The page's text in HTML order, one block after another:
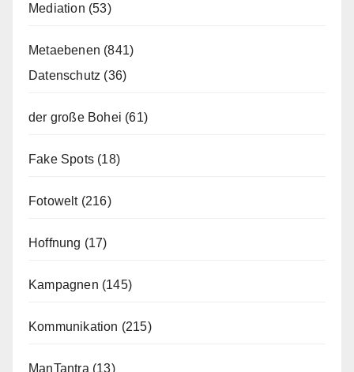
Mediation (53)
Metaebenen (841)
Datenschutz (36)
der große Bohei (61)
Fake Spots (18)
Fotowelt(216)
Hoffnung (17)
Kampagnen (145)
Kommunikation (215)
ManTantra (13)